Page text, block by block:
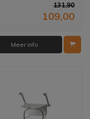
131,90
109,00
Meer info